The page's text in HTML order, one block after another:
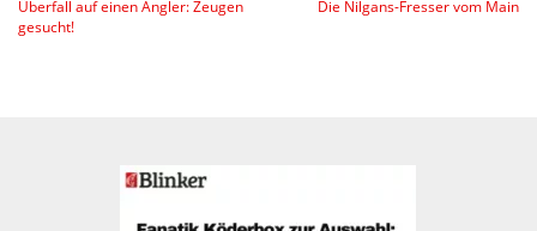
Überfall auf einen Angler: Zeugen
gesucht!
Die Nilgans-Fresser vom Main